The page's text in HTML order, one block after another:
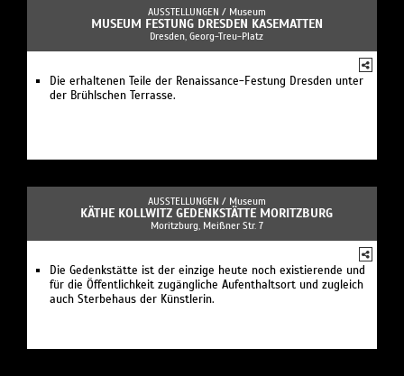
AUSSTELLUNGEN / Museum
MUSEUM FESTUNG DRESDEN KASEMATTEN
Dresden, Georg-Treu-Platz
Die erhaltenen Teile der Renaissance-Festung Dresden unter
der Brühlschen Terrasse.
AUSSTELLUNGEN / Museum
KÄTHE KOLLWITZ GEDENKSTÄTTE MORITZBURG
Moritzburg, Meißner Str. 7
Die Gedenkstätte ist der einzige heute noch existierende und
für die Öffentlichkeit zugängliche Aufenthaltsort und zugleich
auch Sterbehaus der Künstlerin.